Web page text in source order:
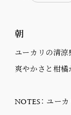
朝
ユーカリの清
爽やかさと柑橘
NOTES： ユーカ